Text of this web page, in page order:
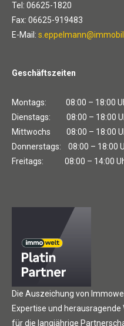
Tel: 06625-1820
Fax: 06625-919483
E-Mail:
Geschäftszeiten
Montags: 08:00 – 18:00
Dienstags: 08:00 – 18:00
Mittwochs 08:00 – 18:00
Donnerstags: 08:00 – 18:00
Freitags: 08:00 – 14:00
Die Auszeichung von
Expertise und
für die langjährige